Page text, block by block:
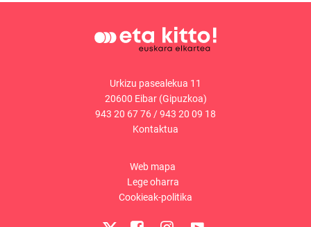
Urkizu pasealekua 11
20600 Eibar (Gipuzkoa)
943 20 67 76/943 20 09 18
Kontaktua
Web mapa
Lege oharra
Cookieak-politika